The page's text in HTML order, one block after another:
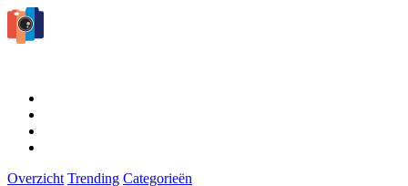
Overzicht Trending Categorieën